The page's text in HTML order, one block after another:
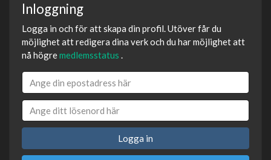
Inloggning
Logga in och för att skapa din profil. Utöver får du
möjlighet att redigera dina verk och du har möjlighet att
nå högremedlemsstatus .
Logga in